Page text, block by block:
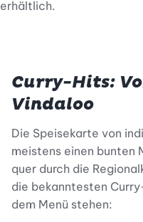
erhältlich.
Curry-Hits:
Vindaloo
Die Speisekarte von
meistens einen bunten
quer durch die
die bekanntesten
dem Menü stehen: